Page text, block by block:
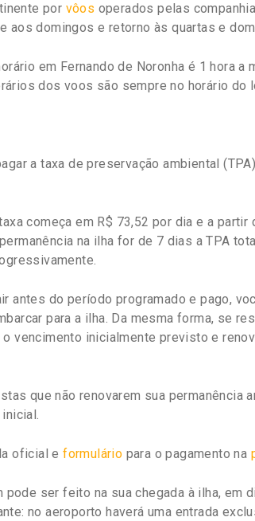
por vôos operados pelas
aos domingos e retorno às quartas e
em Fernando de Noronha é 1 hora a
dos voos são sempre no horário do
a taxa de preservação ambiental
começa em R$ 73,52 por dia e a partir
na ilha for de 7 dias a TPA
antes do período programado e pago,
para a ilha. Da mesma forma, se
o vencimento inicialmente previsto e
que não renovarem sua permanência
oficial eformulário para o pagamento na
pode ser feito na sua chegada à ilha, em
no aeroporto haverá uma entrada